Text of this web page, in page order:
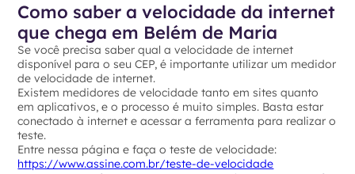
Como saber a velocidade da internet
que chega em Belém de Maria
Se você precisa saber qual a velocidade de internet
disponível para o seu CEP, é importante utilizar um medidor
de velocidade de internet.
Existem medidores de velocidade tanto em sites quanto
em aplicativos, e o processo é muito simples. Basta estar
conectado à internet e acessar a ferramenta para realizar o
teste.
Entre nessa página e faça o teste de velocidade:
https://www.assine.com.br/teste-de-velocidade